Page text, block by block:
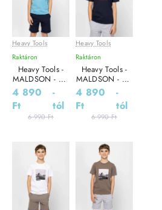
Leárazás
Heavy Tools
Raktáron
Heavy Tools -
MALDSON - Fiú
póló
4 890
Ft
-
tól
6 990 Ft
Leárazás
Heavy Tools
Raktáron
Heavy Tools -
MALDSON - Fiú
póló
4 890
Ft
-
tól
6 990 Ft